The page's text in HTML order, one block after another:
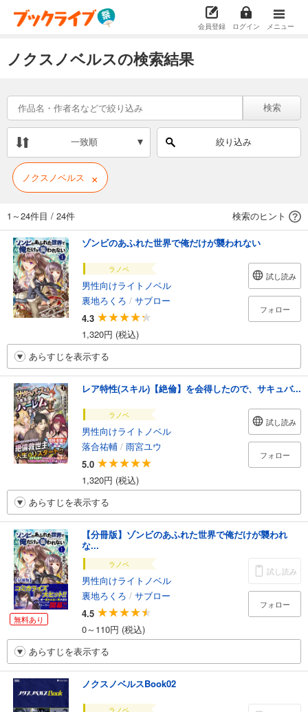
会員登録 ログイン メニュー
ノクスノベルスの検索結果
検索
一致順 絞り込み
ノクスノベルス ×
1～24件目 / 24件 検索のヒント
ゾンビのあふれた世界で俺だけが襲われない
ラノベ
男性向けライトノベル
裏地ろくろ / サブロー
4.3
1,320円 (税込)
試し読み
フォロー
あらすじを表示する
レア特性(スキル)【絶倫】を会得したので、サキュバ...
ラノベ
男性向けライトノベル
落合祐輔 / 雨宮ユウ
5.0
1,320円 (税込)
試し読み
フォロー
あらすじを表示する
無料あり
【分冊版】ゾンビのあふれた世界で俺だけが襲われ
な...
ラノベ
男性向けライトノベル
裏地ろくろ / サブロー
4.5
0～110円 (税込)
試し読み
フォロー
あらすじを表示する
ノクスノベルスBook02
ラノベ